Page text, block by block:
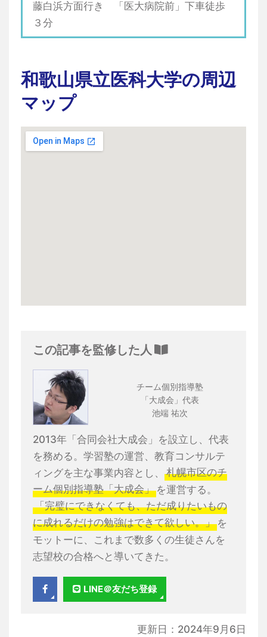
藤白浜方面行き 「医大病院前」下車徒歩
３分
和歌山県立医科大学の周辺
マップ
この記事を監修した人
チーム個別指導塾
「大成会」代表
池端 祐次
2013年「合同会社大成会」を設立し、代表
を務める。学習塾の運営、教育コンサルテ
ィングを主な事業内容とし、
札幌市区のチ
ーム個別指導塾「大成会」 を運営する。
「完璧にできなくても、ただ成りたいもの
に成れるだけの勉強はできて欲しい。」 を
モットーに、これまで数多くの生徒さんを
志望校の合格へと導いてきた。
LINE＠友だち登録
更新日：2024年9月6日